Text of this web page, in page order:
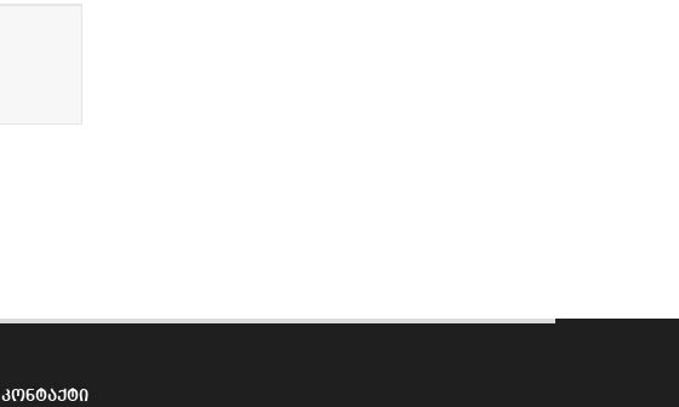
ᲙᲝᲜᲢᲐᲥᲢᲘ